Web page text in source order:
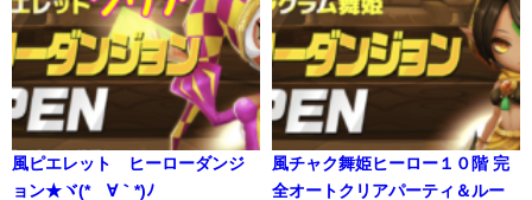
風ピエレット ヒーローダンジ
ョン★ヾ(*´∀｀*)ﾉ
風チャク舞姫ヒーロー１０階 完
全オートクリアパーティ＆ルー